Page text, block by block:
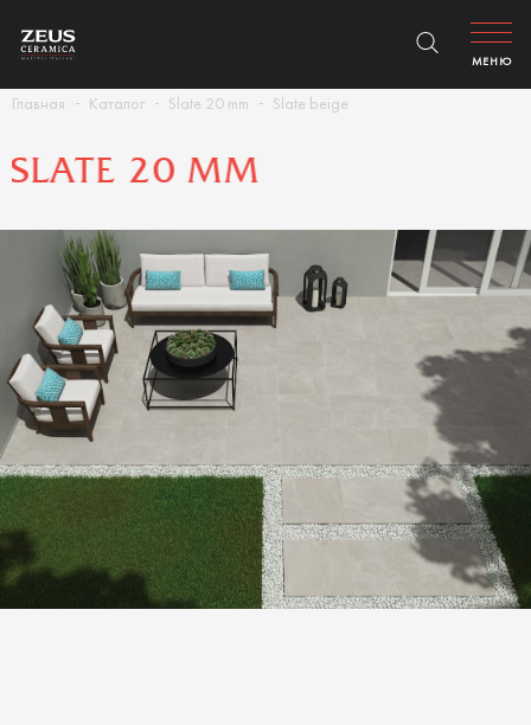
Главная Каталог Slate 20 mm Slate beige
МЕНЮ
SLATE 20 MM